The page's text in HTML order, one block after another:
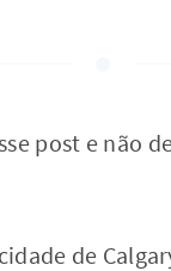
post e não
de